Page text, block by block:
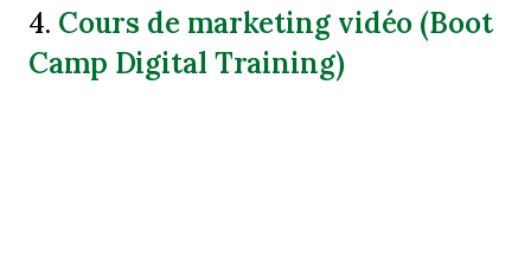
4. Cours de marketing vidéo (Boot
Camp Digital Training)